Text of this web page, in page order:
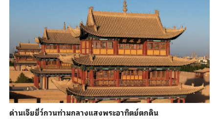
ด่านเจียยี่ว์กวนท่ามกลางแสงพระอาทิตย์ตกดิน